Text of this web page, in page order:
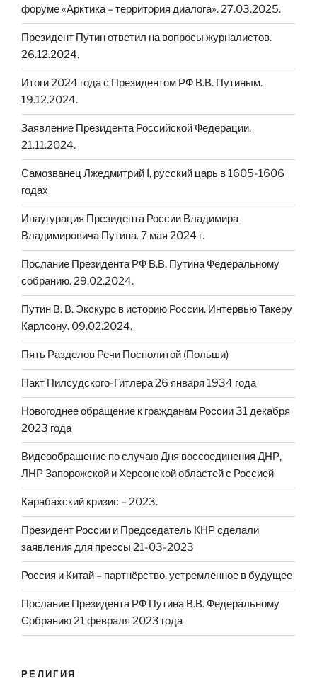
форуме «Арктика – территория диалога». 27.03.2025.
Президент Путин ответил на вопросы журналистов.
26.12.2024.
Итоги 2024 года с Президентом РФ В.В. Путиным.
19.12.2024.
Заявление Президента Российской Федерации.
21.11.2024.
Cамозванец Лжедмитрий I, русский царь в 1605-1606
годах
Инаугурация Президента России Владимира
Владимировича Путина. 7 мая 2024 г.
Послание Президента РФ В.В. Путина Федеральному
собранию. 29.02.2024.
Путин В. В. Экскурс в историю России. Интервью Такеру
Карлсону. 09.02.2024.
Пять Разделов Речи Посполитой (Польши)
Пакт Пилсудского-Гитлера 26 января 1934 года
Новогоднее обращение к гражданам России 31 декабря
2023 года
Видеообращение по случаю Дня воссоединения ДНР,
ЛНР Запорожской и Херсонской областей с Россией
Карабахский кризис – 2023.
Президент России и Председатель КНР сделали
заявления для прессы 21-03-2023
Россия и Китай – партнёрство, устремлённое в будущее
Послание Президента РФ Путина В.В. Федеральному
Собранию 21 февраля 2023 года
РЕЛИГИЯ